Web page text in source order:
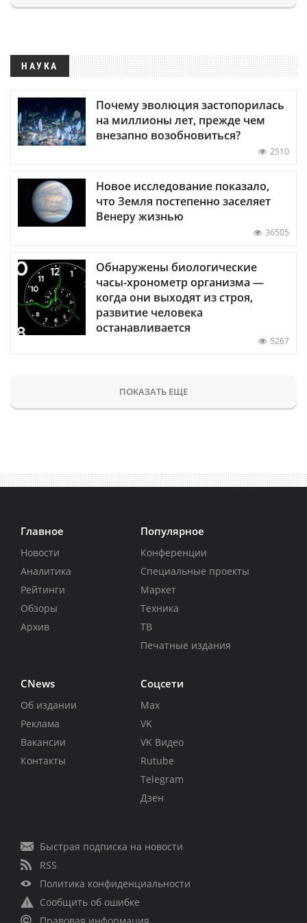
НАУКА
Почему эволюция застопорилась
на миллионы лет, прежде чем
внезапно возобновиться?
2510
Новое исследование показало,
что Земля постепенно заселяет
Венеру жизнью
36505
Обнаружены биологические
часы-хронометр организма —
когда они выходят из строя,
развитие человека
останавливается
5267
ПОКАЗАТЬ ЕЩЕ
Главное
Новости
Аналитика
Рейтинги
Обзоры
Архив
Популярное
Конференции
Специальные проекты
Маркет
Техника
ТВ
Печатные издания
CNews
Об издании
Реклама
Вакансии
Контакты
Соцсети
Max
VK
VK Видео
Rutube
Telegram
Дзен
Быстрая подписка на новости
RSS
Политика конфиденциальности
Сообщить об ошибке